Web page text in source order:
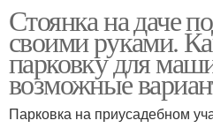
Стоянка на даче
своими руками.
парковку для
возможные
Парковка на приусадебном